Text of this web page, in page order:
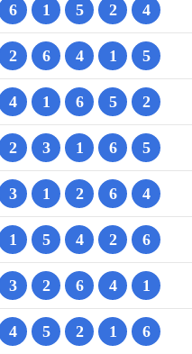
6 1 5 2 4
2 6 4 1 5
4 1 6 5 2
2 3 1 6 5
3 1 2 6 4
1 5 4 2 6
3 2 6 4 1
4 5 2 1 6